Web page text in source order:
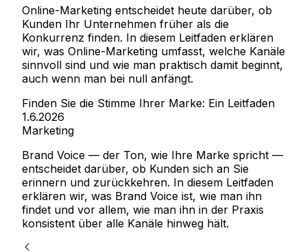
Online-Marketing entscheidet heute darüber, ob
Kunden Ihr Unternehmen früher als die
Konkurrenz finden. In diesem Leitfaden erklären
wir, was Online-Marketing umfasst, welche Kanäle
sinnvoll sind und wie man praktisch damit beginnt,
auch wenn man bei null anfängt.
Finden Sie die Stimme Ihrer Marke: Ein Leitfaden
1.6.2026
Marketing
Brand Voice — der Ton, wie Ihre Marke spricht —
entscheidet darüber, ob Kunden sich an Sie
erinnern und zurückkehren. In diesem Leitfaden
erklären wir, was Brand Voice ist, wie man ihn
findet und vor allem, wie man ihn in der Praxis
konsistent über alle Kanäle hinweg hält.